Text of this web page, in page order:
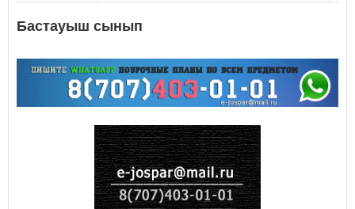
Бастауыш сынып